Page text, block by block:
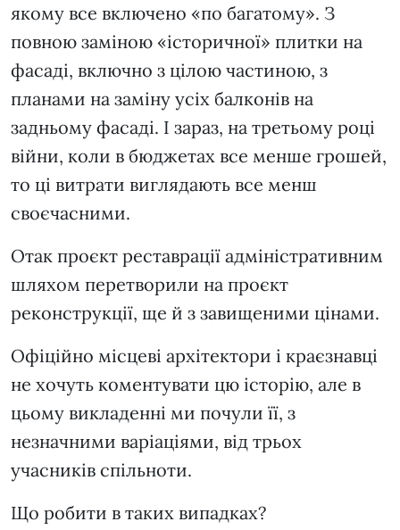
якому все включено «по багатому». З
повною заміною «історичної» плитки на
фасаді, включно з цілою частиною, з
планами на заміну усіх балконів на
задньому фасаді. І зараз, на третьому році
війни, коли в бюджетах все менше грошей,
то ці витрати виглядають все менш
своєчасними.
Отак проєкт реставрації адміністративним
шляхом перетворили на проєкт
реконструкції, ще й з завищеними цінами.
Офіційно місцеві архітектори і краєзнавці
не хочуть коментувати цю історію, але в
цьому викладенні ми почули її, з
незначними варіаціями, від трьох
учасників спільноти.
Що робити в таких випадках?